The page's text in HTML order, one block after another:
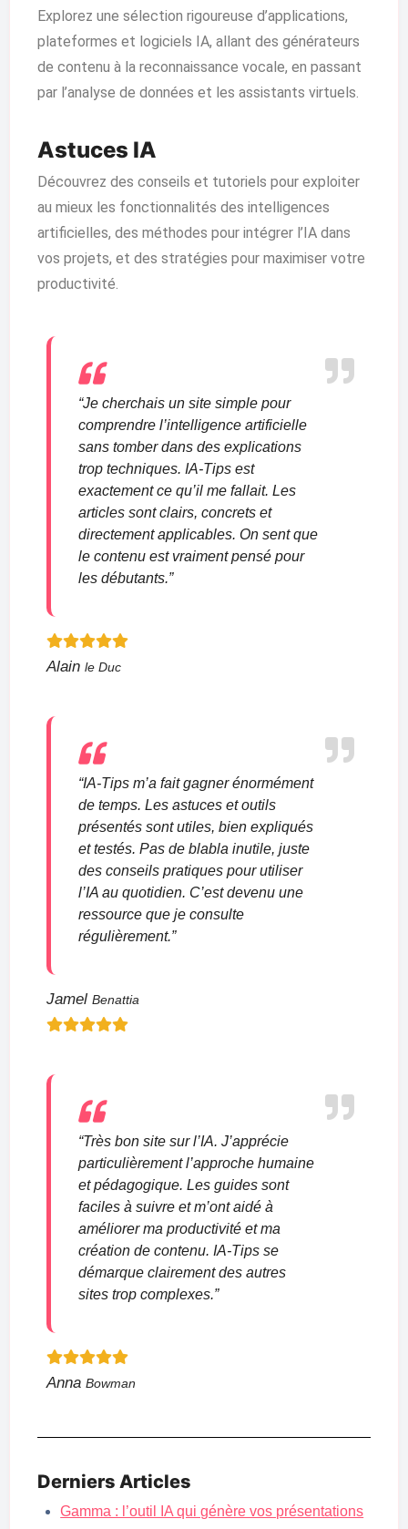
Explorez une sélection rigoureuse d’applications,
plateformes et logiciels IA, allant des générateurs
de contenu à la reconnaissance vocale, en passant
par l’analyse de données et les assistants virtuels.
Astuces IA
Découvrez des conseils et tutoriels pour exploiter
au mieux les fonctionnalités des intelligences
artificielles, des méthodes pour intégrer l’IA dans
vos projets, et des stratégies pour maximiser votre
productivité.
“Je cherchais un site simple pour
comprendre l’intelligence artificielle
sans tomber dans des explications
trop techniques. IA-Tips est
exactement ce qu’il me fallait. Les
articles sont clairs, concrets et
directement applicables. On sent que
le contenu est vraiment pensé pour
les débutants.”
Alain le Duc
“IA-Tips m’a fait gagner énormément
de temps. Les astuces et outils
présentés sont utiles, bien expliqués
et testés. Pas de blabla inutile, juste
des conseils pratiques pour utiliser
l’IA au quotidien. C’est devenu une
ressource que je consulte
régulièrement.”
Jamel Benattia
“Très bon site sur l’IA. J’apprécie
particulièrement l’approche humaine
et pédagogique. Les guides sont
faciles à suivre et m’ont aidé à
améliorer ma productivité et ma
création de contenu. IA-Tips se
démarque clairement des autres
sites trop complexes.”
Anna Bowman
Derniers Articles
Gamma : l’outil IA qui génère vos présentations